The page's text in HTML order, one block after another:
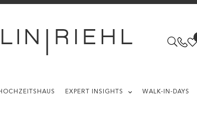
EXPERT INSIGHTS WALK-IN-DAYS